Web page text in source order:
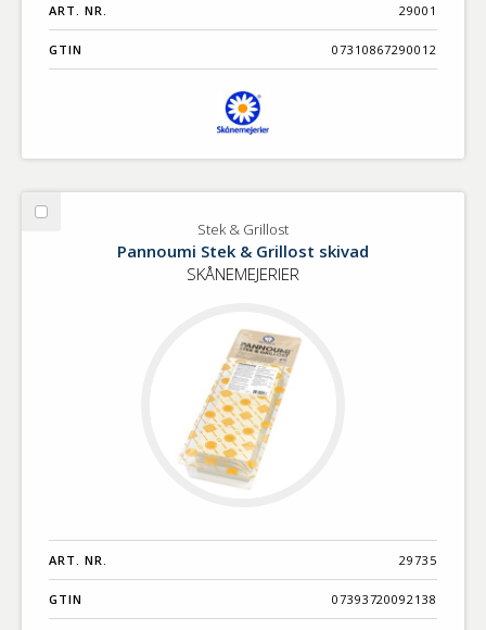
ART. NR. 29001
GTIN 07310867290012
Välj
Stek & Grillost
Pannoumi Stek & Grillost skivad
SKÅNEMEJERIER
ART. NR. 29735
GTIN 07393720092138